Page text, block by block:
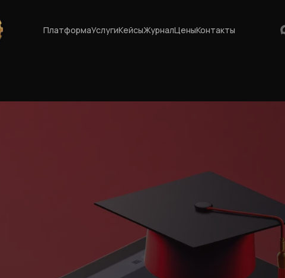
ПлатформаУслугиКейсыЖурналЦеныКонтакты